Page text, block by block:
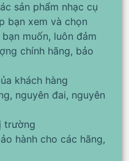
sản phẩm nhạc cụ
bạn xem và chọn
muốn, luôn đảm
chính hãng, bảo
khách hàng
nguyên đai, nguyên
trường
hành cho các hãng,